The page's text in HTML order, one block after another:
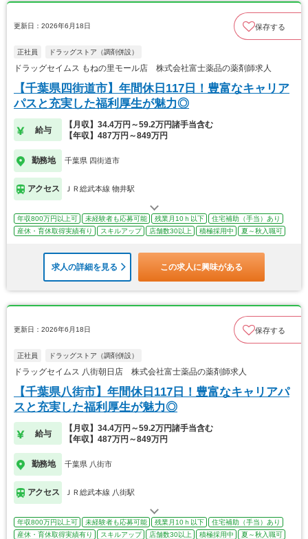
更新日：2026年6月18日 保存する
正社員 ドラッグストア（調剤併設）
ドラッグセイムス もねの里モール店 株式会社富士薬品の薬剤師求人
【千葉県四街道市】年間休日117日！豊富なキャリア
パスと充実した福利厚生が魅力◎
給与
【月収】34.4万円～59.2万円諸手当含む
【年収】487万円～849万円
勤務地 千葉県 四街道市
アクセス ＪＲ総武本線 物井駅
年収800万円以上可 未経験者も応募可能 残業月10ｈ以下
住宅補助（手当）あり
産休・育休取得実績有り
スキルアップ 店舗数30以上 積極採用中 夏～秋入職可
求人の詳細を見る この求人に興味がある
更新日：2026年6月18日 保存する
正社員 ドラッグストア（調剤併設）
ドラッグセイムス 八街朝日店 株式会社富士薬品の薬剤師求人
【千葉県八街市】年間休日117日！豊富なキャリアパ
スと充実した福利厚生が魅力◎
給与
【月収】34.4万円～59.2万円諸手当含む
【年収】487万円～849万円
勤務地 千葉県 八街市
アクセス ＪＲ総武本線 八街駅
年収800万円以上可 未経験者も応募可能 残業月10ｈ以下
住宅補助（手当）あり
産休・育休取得実績有り
スキルアップ 店舗数30以上 積極採用中 夏～秋入職可